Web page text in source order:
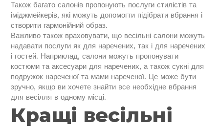
Також багато салонів пропонують послуги стилістів та
іміджмейкерів, які можуть допомогти підібрати вбрання і
створити гармонійний образ.
Важливо також враховувати, що весільні салони можуть
надавати послуги як для наречених, так і для наречених
і гостей. Наприклад, салони можуть пропонувати
костюми та аксесуари для наречених, а також сукні для
подружок нареченої та мами нареченої. Це може бути
зручно, якщо ви хочете знайти все необхідне вбрання
для весілля в одному місці.
Кращі весільні